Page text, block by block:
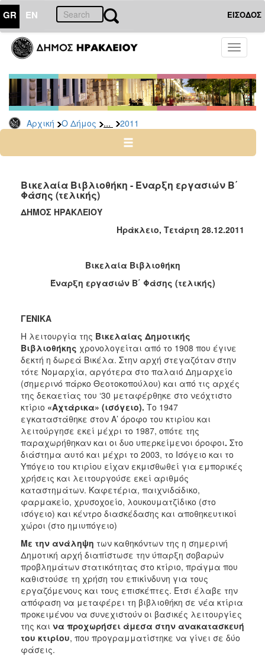
GR EN ΕΙΣΟΔΟΣ
Toggle
Αρχική Ο Δήμος ... 2011
ΔΗΜΟΣ
Δελτία
Τύπου
Αρχείο
2026
2024
2022
2021
2017
2015
2013
2012
2011
2010
2006
ΤΟΠΟΣ
ΠΟΛΙΤΙΣΜΟΣ
ΑΝΘΕΚΤΙΚΗ
ΠΟΛΗ
Βικελαία Βιβλιοθήκη - Έναρξη εργασιών Β΄
Φάσης (τελικής)
ΔΗΜΟΣ ΗΡΑΚΛΕΙΟΥ
Ηράκλειο, Τετάρτη 28.12.2011
Βικελαία Βιβλιοθήκη
Έναρξη εργασιών Β΄ Φάσης (τελικής)
ΓΕΝΙΚΑ
Η λειτουργία της Βικελαίας Δημοτικής
Βιβλιοθήκης χρονολογείται από το 1908 που έγινε
δεκτή η δωρεά Βικέλα. Στην αρχή στεγαζόταν στην
τότε Νομαρχία, αργότερα στο παλαιό Δημαρχείο
(σημερινό πάρκο Θεοτοκοπούλου) και από τις αρχές
της δεκαετίας του ‘30 μεταφέρθηκε στο νεόχτιστο
κτίριο «Αχτάρικα» (ισόγειο). Το 1947
εγκαταστάθηκε στον Α’ όροφο του κτιρίου και
λειτούργησε εκεί μέχρι το 1987, οπότε της
παραχωρήθηκαν και οι δυο υπερκείμενοι όροφοι. Στο
διάστημα αυτό και μέχρι το 2003, το Ισόγειο και το
Υπόγειο του κτιρίου είχαν εκμισθωθεί για εμπορικές
χρήσεις και λειτουργούσε εκεί αριθμός
καταστημάτων. Καφετέρια, παιχνιδάδικο,
φαρμακείο, χρυσοχοείο, λουκουματζίδικο (στο
ισόγειο) και κέντρο διασκέδασης και αποθηκευτικοί
χώροι (στο ημιυπόγειο)
Με την ανάληψη των καθηκόντων της η σημερινή
Δημοτική αρχή διαπίστωσε την ύπαρξη σοβαρών
προβλημάτων στατικότητας στο κτίριο, πράγμα που
καθιστούσε τη χρήση του επικίνδυνη για τους
εργαζόμενους και τους επισκέπτες. Έτσι έλαβε την
απόφαση να μεταφέρει τη βιβλιοθήκη σε νέα κτίρια
προκειμένου να συνεχιστούν οι βασικές λειτουργίες
της και να προχωρήσει άμεσα στην ανακατασκευή
του κτιρίου, που προγραμματίστηκε να γίνει σε δύο
φάσεις.